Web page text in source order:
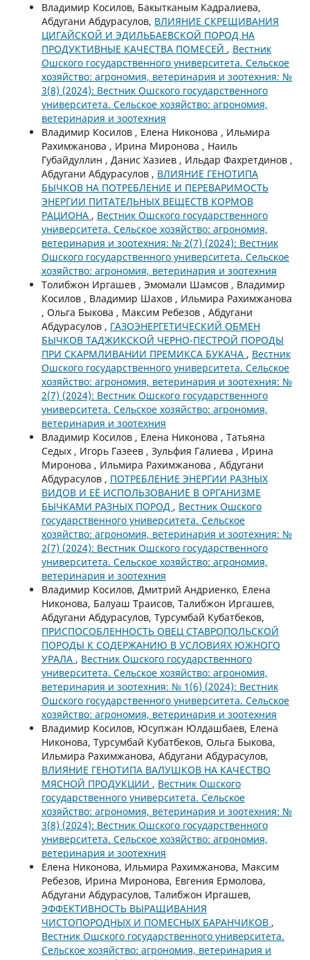
Владимир Косилов, Бакытканым Кадралиева,
Абдугани Абдурасулов, ВЛИЯНИЕ СКРЕЩИВАНИЯ
ЦИГАЙСКОЙ И ЭДИЛЬБАЕВСКОЙ ПОРОД НА
ПРОДУКТИВНЫЕ КАЧЕСТВА ПОМЕСЕЙ , Вестник
Ошского государственного университета. Сельское
хозяйство: агрономия, ветеринария и зоотехния: №
3(8) (2024): Вестник Ошского государственного
университета. Сельское хозяйство: агрономия,
ветеринария и зоотехния
Владимир Косилов , Елена Никонова , Ильмира
Рахимжанова , Ирина Миронова , Наиль
Губайдуллин , Данис Хазиев , Ильдар Фахретдинов ,
Абдугани Абдурасулов , ВЛИЯНИЕ ГЕНОТИПА
БЫЧКОВ НА ПОТРЕБЛЕНИЕ И ПЕРЕВАРИМОСТЬ
ЭНЕРГИИ ПИТАТЕЛЬНЫХ ВЕЩЕСТВ КОРМОВ
РАЦИОНА , Вестник Ошского государственного
университета. Сельское хозяйство: агрономия,
ветеринария и зоотехния: № 2(7) (2024): Вестник
Ошского государственного университета. Сельское
хозяйство: агрономия, ветеринария и зоотехния
Толибжон Иргашев , Эмомали Шамсов , Владимир
Косилов , Владимир Шахов , Ильмира Рахимжанова
, Ольга Быкова , Максим Ребезов , Абдугани
Абдурасулов , ГАЗОЭНЕРГЕТИЧЕСКИЙ ОБМЕН
БЫЧКОВ ТАДЖИКСКОЙ ЧЕРНО-ПЕСТРОЙ ПОРОДЫ
ПРИ СКАРМЛИВАНИИ ПРЕМИКСА БУКАЧА , Вестник
Ошского государственного университета. Сельское
хозяйство: агрономия, ветеринария и зоотехния: №
2(7) (2024): Вестник Ошского государственного
университета. Сельское хозяйство: агрономия,
ветеринария и зоотехния
Владимир Косилов , Елена Никонова , Татьяна
Седых , Игорь Газеев , Зульфия Галиева , Ирина
Миронова , Ильмира Рахимжанова , Абдугани
Абдурасулов , ПОТРЕБЛЕНИЕ ЭНЕРГИИ РАЗНЫХ
ВИДОВ И ЕЁ ИСПОЛЬЗОВАНИЕ В ОРГАНИЗМЕ
БЫЧКАМИ РАЗНЫХ ПОРОД , Вестник Ошского
государственного университета. Сельское
хозяйство: агрономия, ветеринария и зоотехния: №
2(7) (2024): Вестник Ошского государственного
университета. Сельское хозяйство: агрономия,
ветеринария и зоотехния
Владимир Косилов, Дмитрий Андриенко, Елена
Никонова, Балуаш Траисов, Талибжон Иргашев,
Абдугани Абдурасулов, Турсумбай Кубатбеков,
ПРИСПОСОБЛЕННОСТЬ ОВЕЦ СТАВРОПОЛЬСКОЙ
ПОРОДЫ К СОДЕРЖАНИЮ В УСЛОВИЯХ ЮЖНОГО
УРАЛА , Вестник Ошского государственного
университета. Сельское хозяйство: агрономия,
ветеринария и зоотехния: № 1(6) (2024): Вестник
Ошского государственного университета. Сельское
хозяйство: агрономия, ветеринария и зоотехния
Владимир Косилов, Юсупжан Юлдашбаев, Елена
Никонова, Турсумбай Кубатбеков, Ольга Быкова,
Ильмира Рахимжанова, Абдугани Абдурасулов,
ВЛИЯНИЕ ГЕНОТИПА ВАЛУШКОВ НА КАЧЕСТВО
МЯСНОЙ ПРОДУКЦИИ , Вестник Ошского
государственного университета. Сельское
хозяйство: агрономия, ветеринария и зоотехния: №
3(8) (2024): Вестник Ошского государственного
университета. Сельское хозяйство: агрономия,
ветеринария и зоотехния
Елена Никонова, Ильмира Рахимжанова, Максим
Ребезов, Ирина Миронова, Евгения Ермолова,
Абдугани Абдурасулов, Талибжон Иргашев,
ЭФФЕКТИВНОСТЬ ВЫРАЩИВАНИЯ
ЧИСТОПОРОДНЫХ И ПОМЕСНЫХ БАРАНЧИКОВ ,
Вестник Ошского государственного университета.
Сельское хозяйство: агрономия, ветеринария и